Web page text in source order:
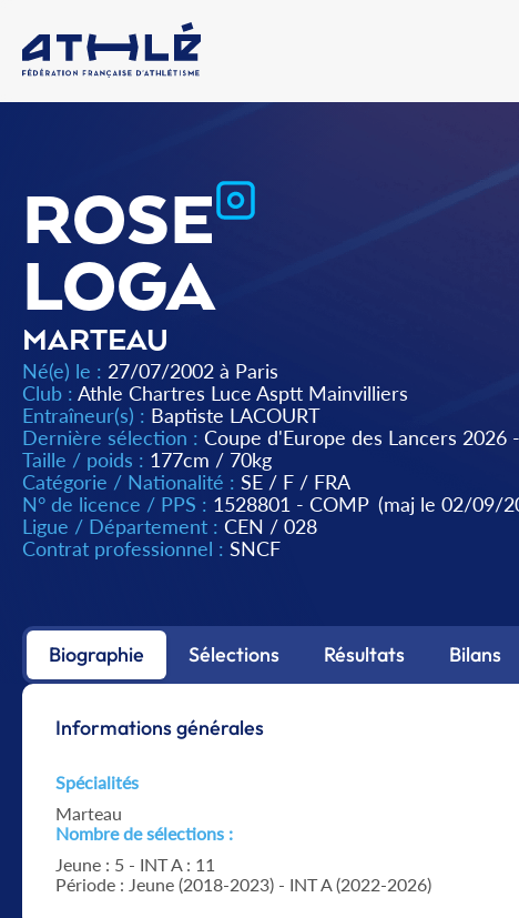
ROSE
LOGA
MARTEAU
Né(e) le : 27/07/2002 à Paris
Club : Athle Chartres Luce Asptt Mainvilliers
Entraîneur(s) : Baptiste LACOURT
Dernière sélection : Coupe d'Europe des Lancers 2026
Taille / poids : 177cm / 70kg
Catégorie / Nationalité : SE / F / FRA
N° de licence / PPS : 1528801 - COMP (maj le 02/09/
Ligue / Département : CEN / 028
Contrat professionnel : SNCF
Biographie Sélections Résultats Bilans
Informations générales
Spécialités
Marteau
Nombre de sélections :
Jeune : 5 - INT A : 11
Période : Jeune (2018-2023) - INT A (2022-2026)